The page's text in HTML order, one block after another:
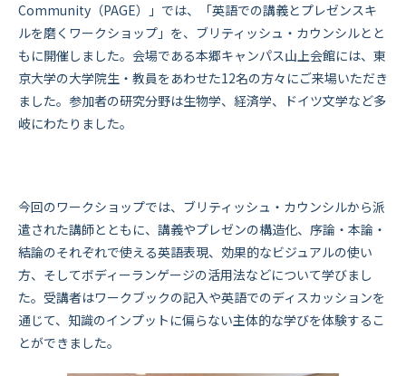
Community（PAGE）」では、「英語での講義とプレゼンスキ
ルを磨くワークショップ」を、ブリティッシュ・カウンシルとと
もに開催しました。会場である本郷キャンパス山上会館には、東
京大学の大学院生・教員をあわせた12名の方々にご来場いただき
ました。参加者の研究分野は生物学、経済学、ドイツ文学など多
岐にわたりました。
今回のワークショップでは、ブリティッシュ・カウンシルから派
遣された講師とともに、講義やプレゼンの構造化、序論・本論・
結論のそれぞれで使える英語表現、効果的なビジュアルの使い
方、そしてボディーランゲージの活用法などについて学びまし
た。受講者はワークブックの記入や英語でのディスカッションを
通じて、知識のインプットに偏らない主体的な学びを体験するこ
とができました。